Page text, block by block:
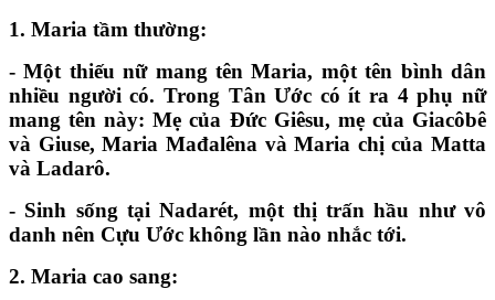
1. Maria tầm thường:
- Một thiếu nữ mang tên Maria, một tên bình dân
nhiều người có. Trong Tân Ước có ít ra 4 phụ nữ
mang tên này: Mẹ của Đức Giêsu, mẹ của Giacôbê
và Giuse, Maria Mađalêna và Maria chị của Matta
và Ladarô.
- Sinh sống tại Nadarét, một thị trấn hầu như vô
danh nên Cựu Ước không lần nào nhắc tới.
2. Maria cao sang: